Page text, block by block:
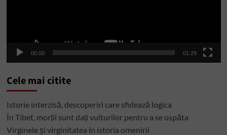
00:00 01:29
Cele mai citite
Istorie interzisă, descoperiri care sfidează logica
În Tibet, morții sunt dați vulturilor pentru a se ospăta
Virginele şi virginitatea în istoria omenirii